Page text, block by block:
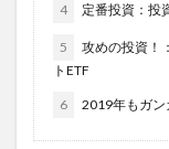
4 定番投資：投
5
攻めの投資！
トETF
6 2019年もガン